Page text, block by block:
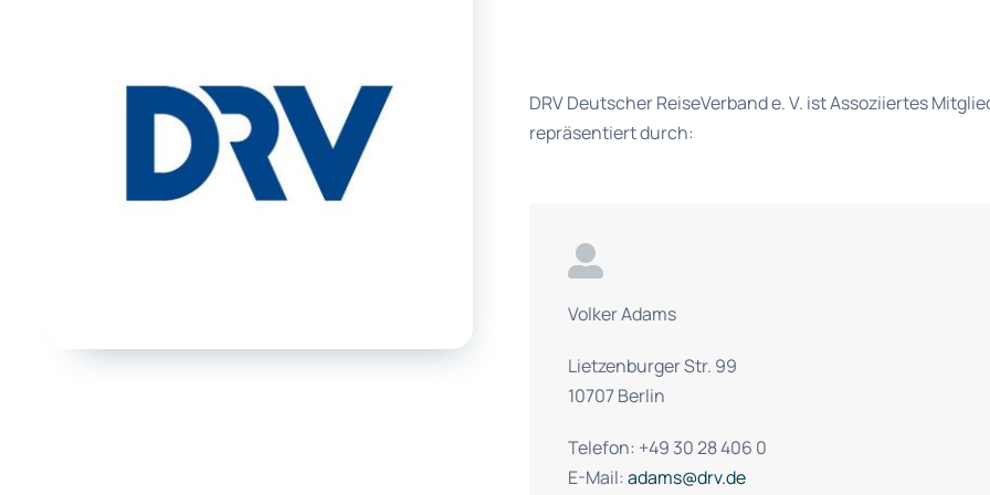
DRV Deutscher ReiseVerband e. V. ist Assoziiertes
repräsentiert durch:
Volker Adams
Lietzenburger Str. 99
10707 Berlin
Telefon: +49 30 28 406 0
E-Mail: adams@drv.de